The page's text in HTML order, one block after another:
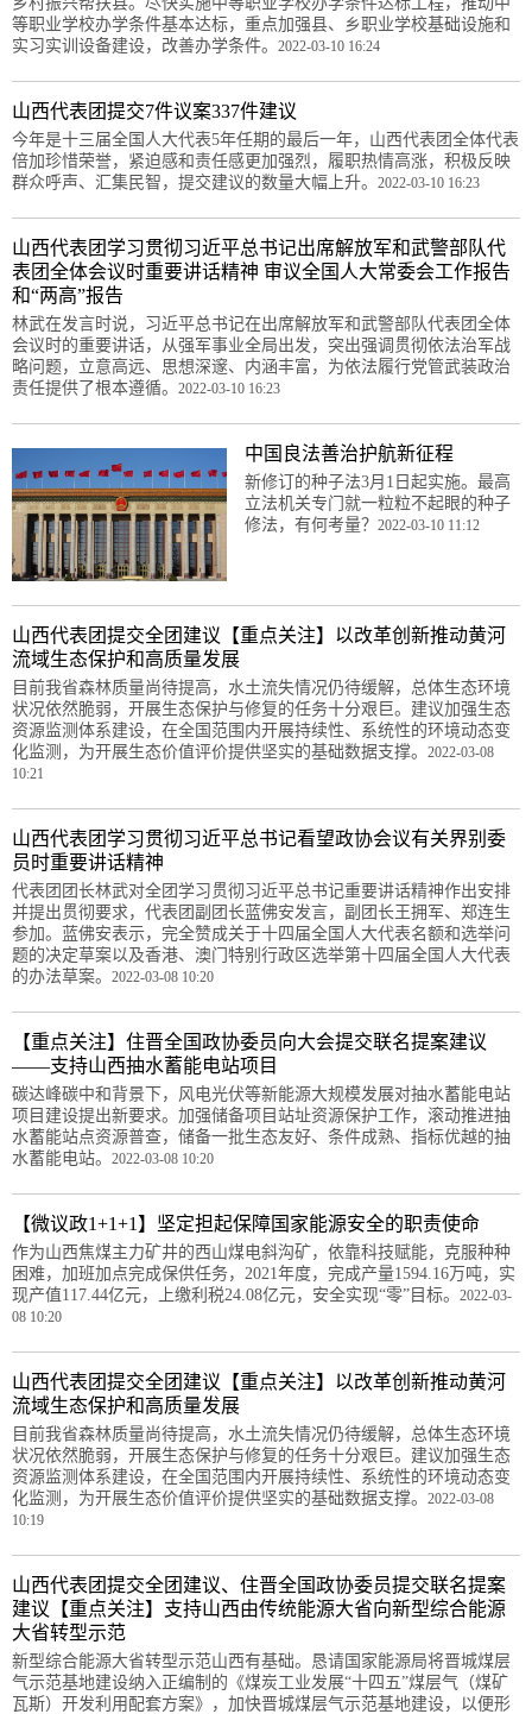
等职业学校办学条件基本达标，重点加强县、乡职业学校基础设施和
实习实训设备建设，改善办学条件。 2022-03-10 16:24
山西代表团提交7件议案337件建议
今年是十三届全国人大代表5年任期的最后一年，山西代表团全体代表
倍加珍惜荣誉，紧迫感和责任感更加强烈，履职热情高涨，积极反映
群众呼声、汇集民智，提交建议的数量大幅上升。 2022-03-10 16:23
山西代表团学习贯彻习近平总书记出席解放军和武警部队代
表团全体会议时重要讲话精神 审议全国人大常委会工作报告
和“两高”报告
林武在发言时说，习近平总书记在出席解放军和武警部队代表团全体
会议时的重要讲话，从强军事业全局出发，突出强调贯彻依法治军战
略问题，立意高远、思想深邃、内涵丰富，为依法履行党管武装政治
责任提供了根本遵循。 2022-03-10 16:23
中国良法善治护航新征程
新修订的种子法3月1日起实施。最高
立法机关专门就一粒粒不起眼的种子
修法，有何考量？ 2022-03-10 11:12
山西代表团提交全团建议【重点关注】以改革创新推动黄河
流域生态保护和高质量发展
目前我省森林质量尚待提高，水土流失情况仍待缓解，总体生态环境
状况依然脆弱，开展生态保护与修复的任务十分艰巨。建议加强生态
资源监测体系建设，在全国范围内开展持续性、系统性的环境动态变
化监测，为开展生态价值评价提供坚实的基础数据支撑。 2022-03-08
10:21
山西代表团学习贯彻习近平总书记看望政协会议有关界别委
员时重要讲话精神
代表团团长林武对全团学习贯彻习近平总书记重要讲话精神作出安排
并提出贯彻要求，代表团副团长蓝佛安发言，副团长王拥军、郑连生
参加。蓝佛安表示，完全赞成关于十四届全国人大代表名额和选举问
题的决定草案以及香港、澳门特别行政区选举第十四届全国人大代表
的办法草案。 2022-03-08 10:20
【重点关注】住晋全国政协委员向大会提交联名提案建议
——支持山西抽水蓄能电站项目
碳达峰碳中和背景下，风电光伏等新能源大规模发展对抽水蓄能电站
项目建设提出新要求。加强储备项目站址资源保护工作，滚动推进抽
水蓄能站点资源普查，储备一批生态友好、条件成熟、指标优越的抽
水蓄能电站。 2022-03-08 10:20
【微议政1+1+1】坚定担起保障国家能源安全的职责使命
作为山西焦煤主力矿井的西山煤电斜沟矿，依靠科技赋能，克服种种
困难，加班加点完成保供任务，2021年度，完成产量1594.16万吨，实
现产值117.44亿元，上缴利税24.08亿元，安全实现“零”目标。 2022-03-
08 10:20
山西代表团提交全团建议【重点关注】以改革创新推动黄河
流域生态保护和高质量发展
目前我省森林质量尚待提高，水土流失情况仍待缓解，总体生态环境
状况依然脆弱，开展生态保护与修复的任务十分艰巨。建议加强生态
资源监测体系建设，在全国范围内开展持续性、系统性的环境动态变
化监测，为开展生态价值评价提供坚实的基础数据支撑。 2022-03-08
10:19
山西代表团提交全团建议、住晋全国政协委员提交联名提案
建议【重点关注】支持山西由传统能源大省向新型综合能源
大省转型示范
新型综合能源大省转型示范山西有基础。恳请国家能源局将晋城煤层
气示范基地建设纳入正编制的《煤炭工业发展“十四五”煤层气（煤矿
瓦斯）开发利用配套方案》，加快晋城煤层气示范基地建设，以便形